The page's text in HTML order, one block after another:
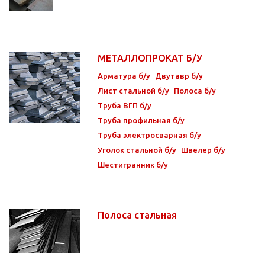
МЕТАЛЛОПРОКАТ Б/У
Арматура б/у
Двутавр б/у
Лист стальной б/у
Полоса б/у
Труба ВГП б/у
Труба профильная б/у
Труба электросварная б/у
Уголок стальной б/у
Швелер б/у
Шестигранник б/у
Полоса стальная